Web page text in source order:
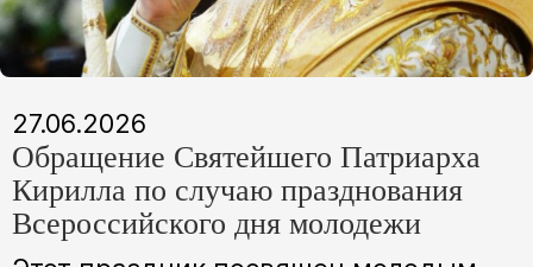
27.06.2026
Обращение Святейшего Патриарха
Кирилла по случаю празднования
Всероссийского дня молодежи